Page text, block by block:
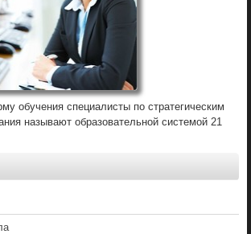
обучения специалисты по стратегическим
называют образовательной системой 21